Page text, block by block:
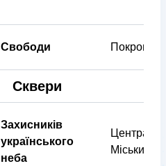
Свободи
Сквери
Захисників
українського
неба
Міський